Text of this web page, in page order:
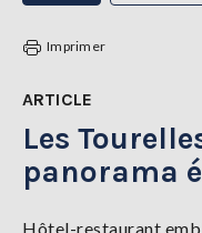
RÉGIONS
TENDANCES
SERVICES
GAZETTE
Imprimer
ARTICLE
Les
panorama
Hôtel-restaurant